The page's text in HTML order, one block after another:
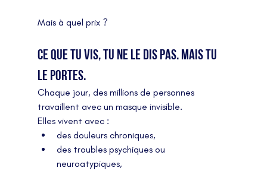
Mais à quel prix ?
Ce que tu vis, tu ne le dis pas. Mais tu
le portes.
Chaque jour, des millions de personnes
travaillent avec un masque invisible.
Elles vivent avec :
des douleurs chroniques,
des troubles psychiques ou
neuroatypiques,